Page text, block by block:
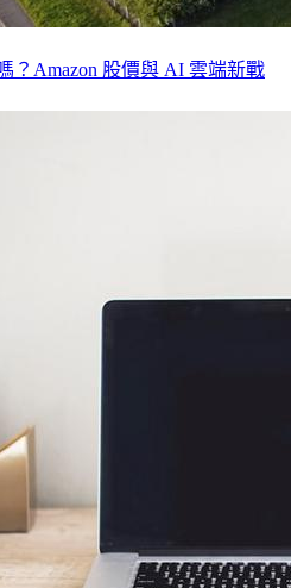
？Amazon 股價與 AI 雲端新戰